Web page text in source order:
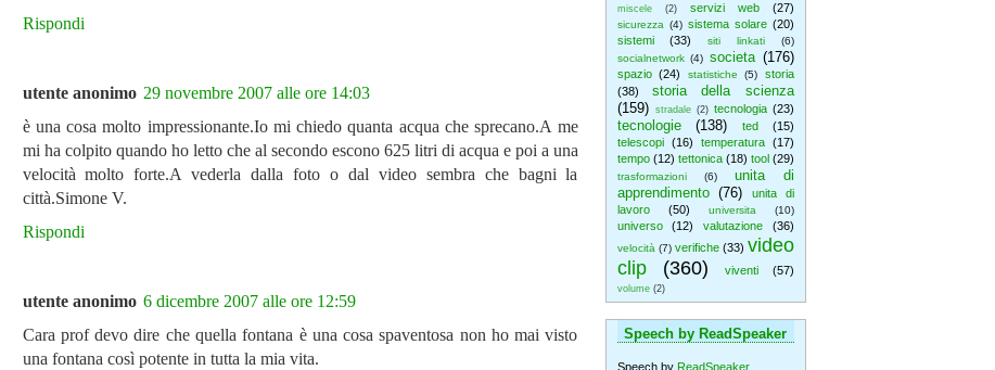
miscele
(2) servizi web (27)
sicurezza (4) sistema solare (20)
sistemi
(33) siti linkati
(6)
socialnetwork (4) societa (176)
spazio (24) statistiche (5)
storia
(38)
storia della scienza
(159)
stradale (2) tecnologia (23)
tecnologie (138) ted
(15)
telescopi
(16) temperatura
(17)
tempo (12) tettonica (18) tool (29)
trasformazioni (6)
unita di
apprendimento (76)
unita di
lavoro
(50) universita (10)
universo (12) valutazione (36)
velocità (7) verifiche (33) video
clip
(360) viventi (57)
volume (2)
Speech by ReadSpeaker
Speech by ReadSpeaker
Rispondi
utente anonimo 29 novembre 2007 alle ore 14:03
è una cosa molto impressionante.Io mi chiedo quanta acqua che sprecano.A me
mi ha colpito quando ho letto che al secondo escono 625 litri di acqua e poi a una
velocità molto forte.A vederla dalla foto o dal video sembra che bagni la
città.Simone V.
Rispondi
utente anonimo 6 dicembre 2007 alle ore 12:59
Cara prof devo dire che quella fontana è una cosa spaventosa non ho mai visto
una fontana così potente in tutta la mia vita.